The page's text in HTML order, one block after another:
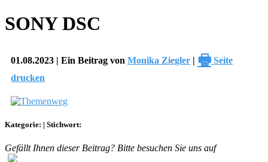
SONY DSC
01.08.2023 | Ein Beitrag von Monika Ziegler | 🖶 Seite
drucken
Kategorie: | Stichwort:
Gefällt Ihnen dieser Beitrag? Bitte besuchen Sie uns auf